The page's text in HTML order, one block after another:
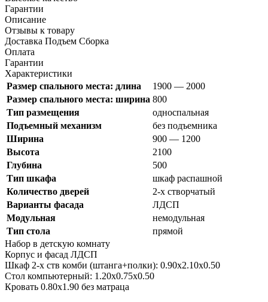
Гарантии
Описание
Отзывы к товару
Доставка Подъем Сборка
Оплата
Гарантии
Характеристики
Размер спального места: длина
1900 — 2000
Размер спального места: ширина 800
Тип размещения
односпальная
Подъемный механизм
без подъемника
Ширина
900 — 1200
Высота
2100
Глубина
500
Тип шкафа
шкаф распашной
Количество дверей
2-х створчатый
Варианты фасада
ЛДСП
Модульная
немодульная
Тип стола
прямой
Набор в детскую комнату
Корпус и фасад ЛДСП
Шкаф 2-х ств комби (штанга+полки): 0.90х2.10х0.50
Стол компьютерный: 1.20х0.75х0.50
Кровать 0.80х1.90 без матраца